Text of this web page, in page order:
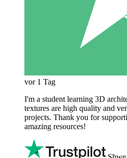
vor 1 Tag
I'm a student learning 3D
textures are high quality and
projects. Thank you for
amazing resources!